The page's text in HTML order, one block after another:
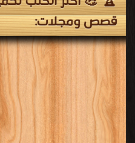
قصص ومجلات: